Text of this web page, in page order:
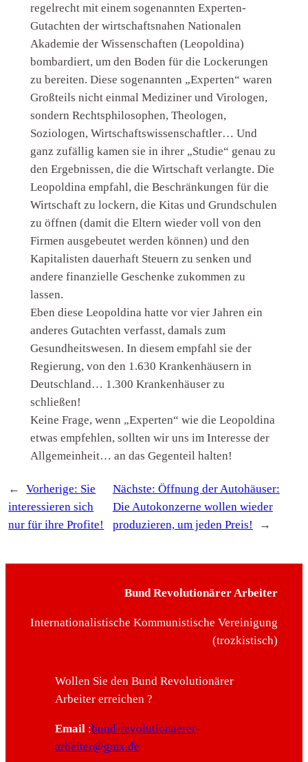
regelrecht mit einem sogenannten Experten-
Gutachten der wirtschaftsnahen Nationalen
Akademie der Wissenschaften (Leopoldina)
bombardiert, um den Boden für die Lockerungen
zu bereiten. Diese sogenannten „Experten“ waren
Großteils nicht einmal Mediziner und Virologen,
sondern Rechtsphilosophen, Theologen,
Soziologen, Wirtschaftswissenschaftler… Und
ganz zufällig kamen sie in ihrer „Studie“ genau zu
den Ergebnissen, die die Wirtschaft verlangte. Die
Leopoldina empfahl, die Beschränkungen für die
Wirtschaft zu lockern, die Kitas und Grundschulen
zu öffnen (damit die Eltern wieder voll von den
Firmen ausgebeutet werden können) und den
Kapitalisten dauerhaft Steuern zu senken und
andere finanzielle Geschenke zukommen zu
lassen.
Eben diese Leopoldina hatte vor vier Jahren ein
anderes Gutachten verfasst, damals zum
Gesundheitswesen. In diesem empfahl sie der
Regierung, von den 1.630 Krankenhäusern in
Deutschland… 1.300 Krankenhäuser zu
schließen!
Keine Frage, wenn „Experten“ wie die Leopoldina
etwas empfehlen, sollten wir uns im Interesse der
Allgemeinheit… an das Gegenteil halten!
← Vorherige: Sie
interessieren sich
nur für ihre Profite!
Nächste: Öffnung der Autohäuser:
Die Autokonzerne wollen wieder
produzieren, um jeden Preis!
→
Bund Revolutionärer Arbeiter
Internationalistische Kommunistische Vereinigung
(trozkistisch)
Wollen Sie den Bund Revolutionärer
Arbeiter erreichen ?
Email:bund-revolutionaerer-
arbeiter@gmx.de